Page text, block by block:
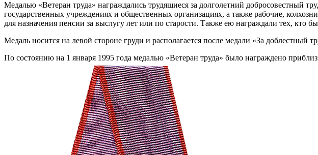
Медалью «Ветеран труда» награждались трудящиеся за долголетний добросовестный
государственных учреждениях и общественных организациях, а также рабочие,
для назначения пенсии за выслугу лет или по старости. Также ею награждали тех,
Медаль носится на левой стороне груди и располагается после медали «За доблестный
По состоянию на 1 января 1995 года медалью «Ветеран труда» было награждено